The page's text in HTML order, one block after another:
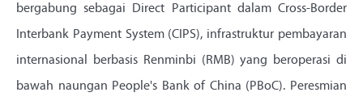
bergabung sebagai Direct Participant dalam Cross-Border
Interbank Payment System (CIPS), infrastruktur pembayaran
internasional berbasis Renminbi (RMB) yang beroperasi di
bawah naungan People's Bank of China (PBoC). Peresmian